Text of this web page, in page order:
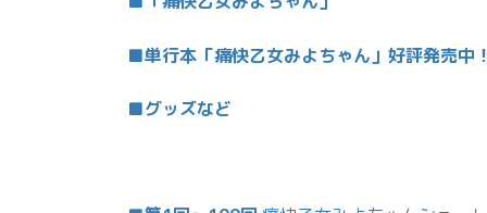
■単行本「痛快乙女みよちゃん」好評発売中
■グッズなど